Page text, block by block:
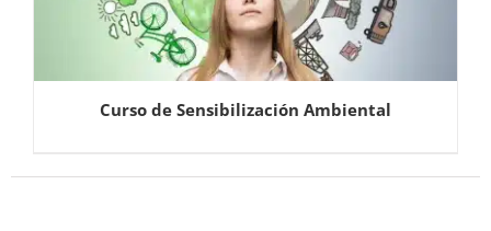
Curso de Sensibilización Ambiental